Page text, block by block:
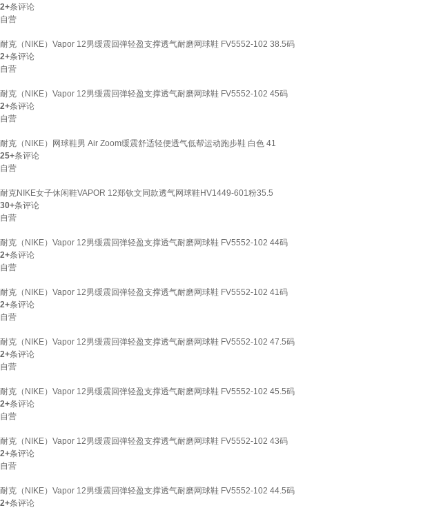
2+条评论
自营
耐克（NIKE）Vapor 12男缓震回弹轻盈支撑透气耐磨网球鞋 FV5552-102 38.5码
2+条评论
自营
耐克（NIKE）Vapor 12男缓震回弹轻盈支撑透气耐磨网球鞋 FV5552-102 45码
2+条评论
自营
耐克（NIKE）网球鞋男 Air Zoom缓震舒适轻便透气低帮运动跑步鞋 白色 41
25+条评论
自营
耐克NIKE女子休闲鞋VAPOR 12郑钦文同款透气网球鞋HV1449-601粉35.5
30+条评论
自营
耐克（NIKE）Vapor 12男缓震回弹轻盈支撑透气耐磨网球鞋 FV5552-102 44码
2+条评论
自营
耐克（NIKE）Vapor 12男缓震回弹轻盈支撑透气耐磨网球鞋 FV5552-102 41码
2+条评论
自营
耐克（NIKE）Vapor 12男缓震回弹轻盈支撑透气耐磨网球鞋 FV5552-102 47.5码
2+条评论
自营
耐克（NIKE）Vapor 12男缓震回弹轻盈支撑透气耐磨网球鞋 FV5552-102 45.5码
2+条评论
自营
耐克（NIKE）Vapor 12男缓震回弹轻盈支撑透气耐磨网球鞋 FV5552-102 43码
2+条评论
自营
耐克（NIKE）Vapor 12男缓震回弹轻盈支撑透气耐磨网球鞋 FV5552-102 44.5码
2+条评论